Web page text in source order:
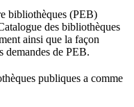
bibliothèques (PEB)
des bibliothèques
ainsi que la façon
demandes de PEB.
publiques a comme